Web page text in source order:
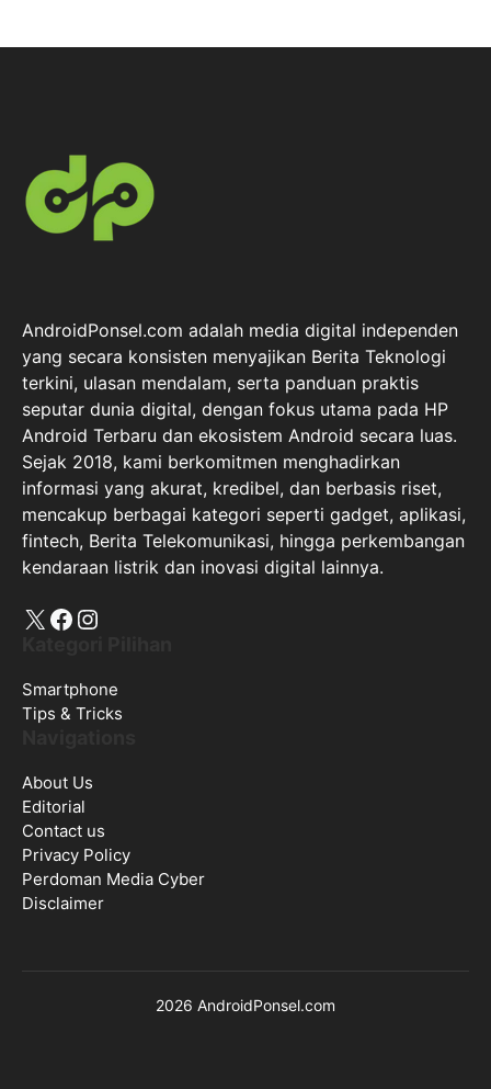
AndroidPonsel.com adalah media digital independen
yang secara konsisten menyajikan Berita Teknologi
terkini, ulasan mendalam, serta panduan praktis
seputar dunia digital, dengan fokus utama pada HP
Android Terbaru dan ekosistem Android secara luas.
Sejak 2018, kami berkomitmen menghadirkan
informasi yang akurat, kredibel, dan berbasis riset,
mencakup berbagai kategori seperti gadget, aplikasi,
fintech, Berita Telekomunikasi, hingga perkembangan
kendaraan listrik dan inovasi digital lainnya.
X Facebook
Instagram
Smartphone
Tips & Tricks
About Us
Editorial
Contact us
Privacy Policy
Perdoman Media Cyber
Disclaimer
2026 AndroidPonsel.com